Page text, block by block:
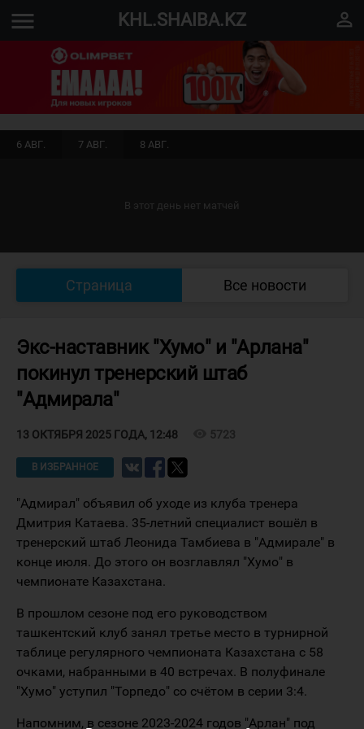
menu KHL.SHAIBA.KZ perm_identity
6 АВГ. 7 АВГ. 8 АВГ.
В этот день нет матчей
Страница Все новости
Экс-наставник "Хумо" и "Арлана"
покинул тренерский штаб
"Адмирала"
13 ОКТЯБРЯ 2025 ГОДА, 12:48 5723
В ИЗБРАННОЕ
"Адмирал" объявил об уходе из клуба тренера
Дмитрия Катаева. 35-летний специалист вошёл в
тренерский штаб Леонида Тамбиева в "Адмирале" в
конце июля. До этого он возглавлял "Хумо" в
чемпионате Казахстана.
В прошлом сезоне под его руководством
ташкентский клуб занял третье место в турнирной
таблице регулярного чемпионата Казахстана с 58
очками, набранными в 40 встречах. В полуфинале
"Хумо" уступил "Торпедо" со счётом в серии 3:4.
Напомним, в сезоне 2023-2024 годов "Арлан" под